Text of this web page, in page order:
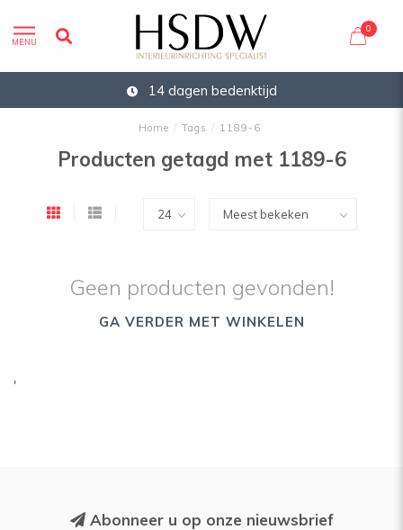
MENU
0
14 dagen bedenktijd
Home / Tags / 1189-6
Producten getagd met 1189-6
Geen producten gevonden!
GA VERDER MET WINKELEN
'
Abonneer u op onze nieuwsbrief